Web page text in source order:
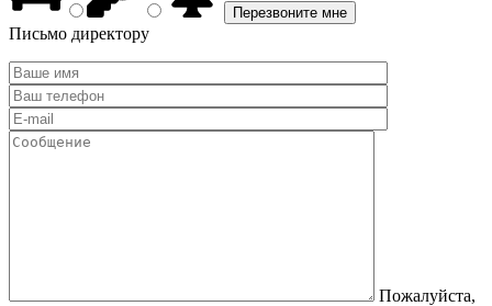
Письмо директору
Пожалуйста,